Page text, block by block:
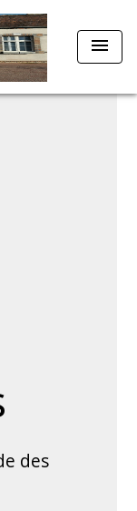
menu
des